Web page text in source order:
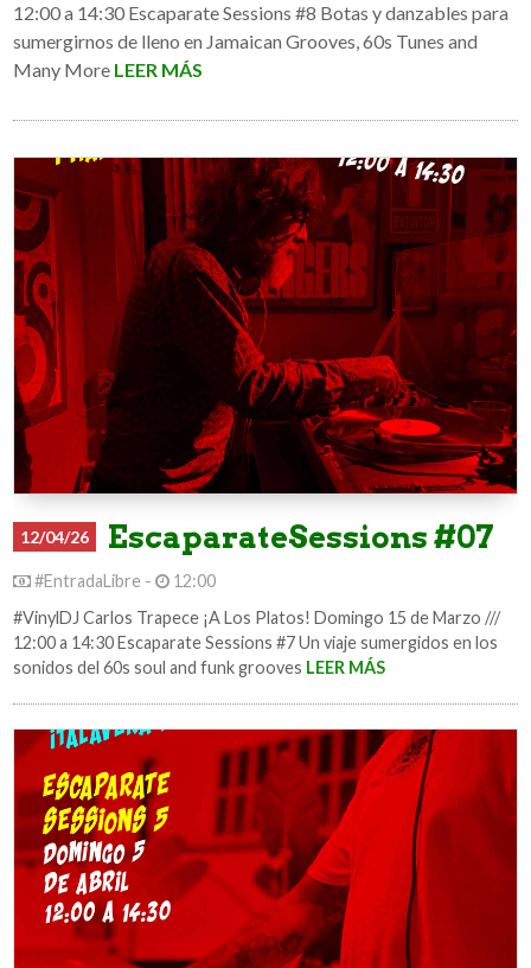
12:00 a 14:30 Escaparate Sessions #8 Botas y danzables para
sumergirnos de lleno en Jamaican Grooves, 60s Tunes and
Many More LEER MÁS
12/04/26 EscaparateSessions #07
#EntradaLibre -
12:00
#VinylDJ Carlos Trapece ¡A Los Platos! Domingo 15 de Marzo ///
12:00 a 14:30 Escaparate Sessions #7 Un viaje sumergidos en los
sonidos del 60s soul and funk grooves LEER MÁS